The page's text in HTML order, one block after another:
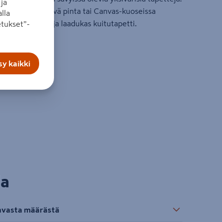
jäljittelevä pinta tai Canvas-kuoseissa
tapetoitava ja laadukas kuitutapetti.
määrästä
kaikki